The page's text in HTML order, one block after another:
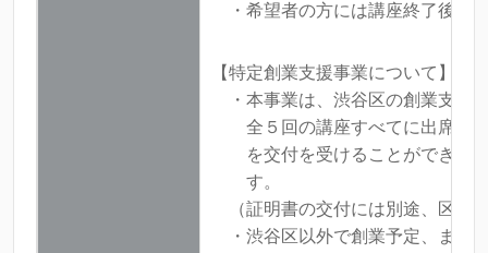
・希望者の方には講座終了後も
【特定創業支援事業について】
・本事業は、渋谷区の創業支援
全５回の講座すべてに出席した
を交付を受けることができ、法
す。
（証明書の交付には別途、区役
・渋谷区以外で創業予定、また